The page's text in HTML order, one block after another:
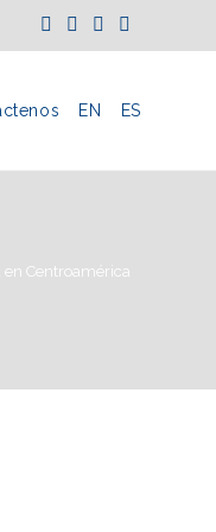
EN ES
en Centroamérica